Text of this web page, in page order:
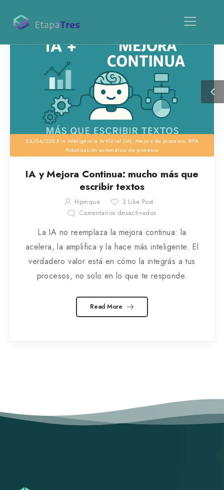
24/04/2025 in Inteligencia Artificial (IA), Mejora de procesos, RPA
Robotización automática de procesos
IA y Mejora Continua: mucho más que
escribir textos
Hpinque 3 Like Post
Comentarios desactivados
La IA no reemplaza la mejora continua: la
acelera, la amplifica y la hace más inteligente. El
verdadero valor está en cómo la integrás a tus
procesos, no solo en lo que te responde.
Read More